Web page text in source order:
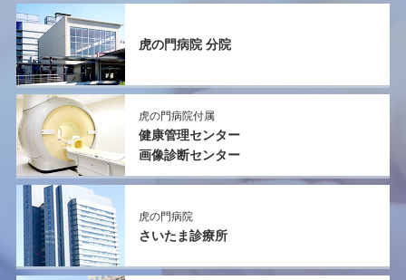
虎の門病院 分院
虎の門病院付属
健康管理センター
画像診断センター
虎の門病院
さいたま診療所